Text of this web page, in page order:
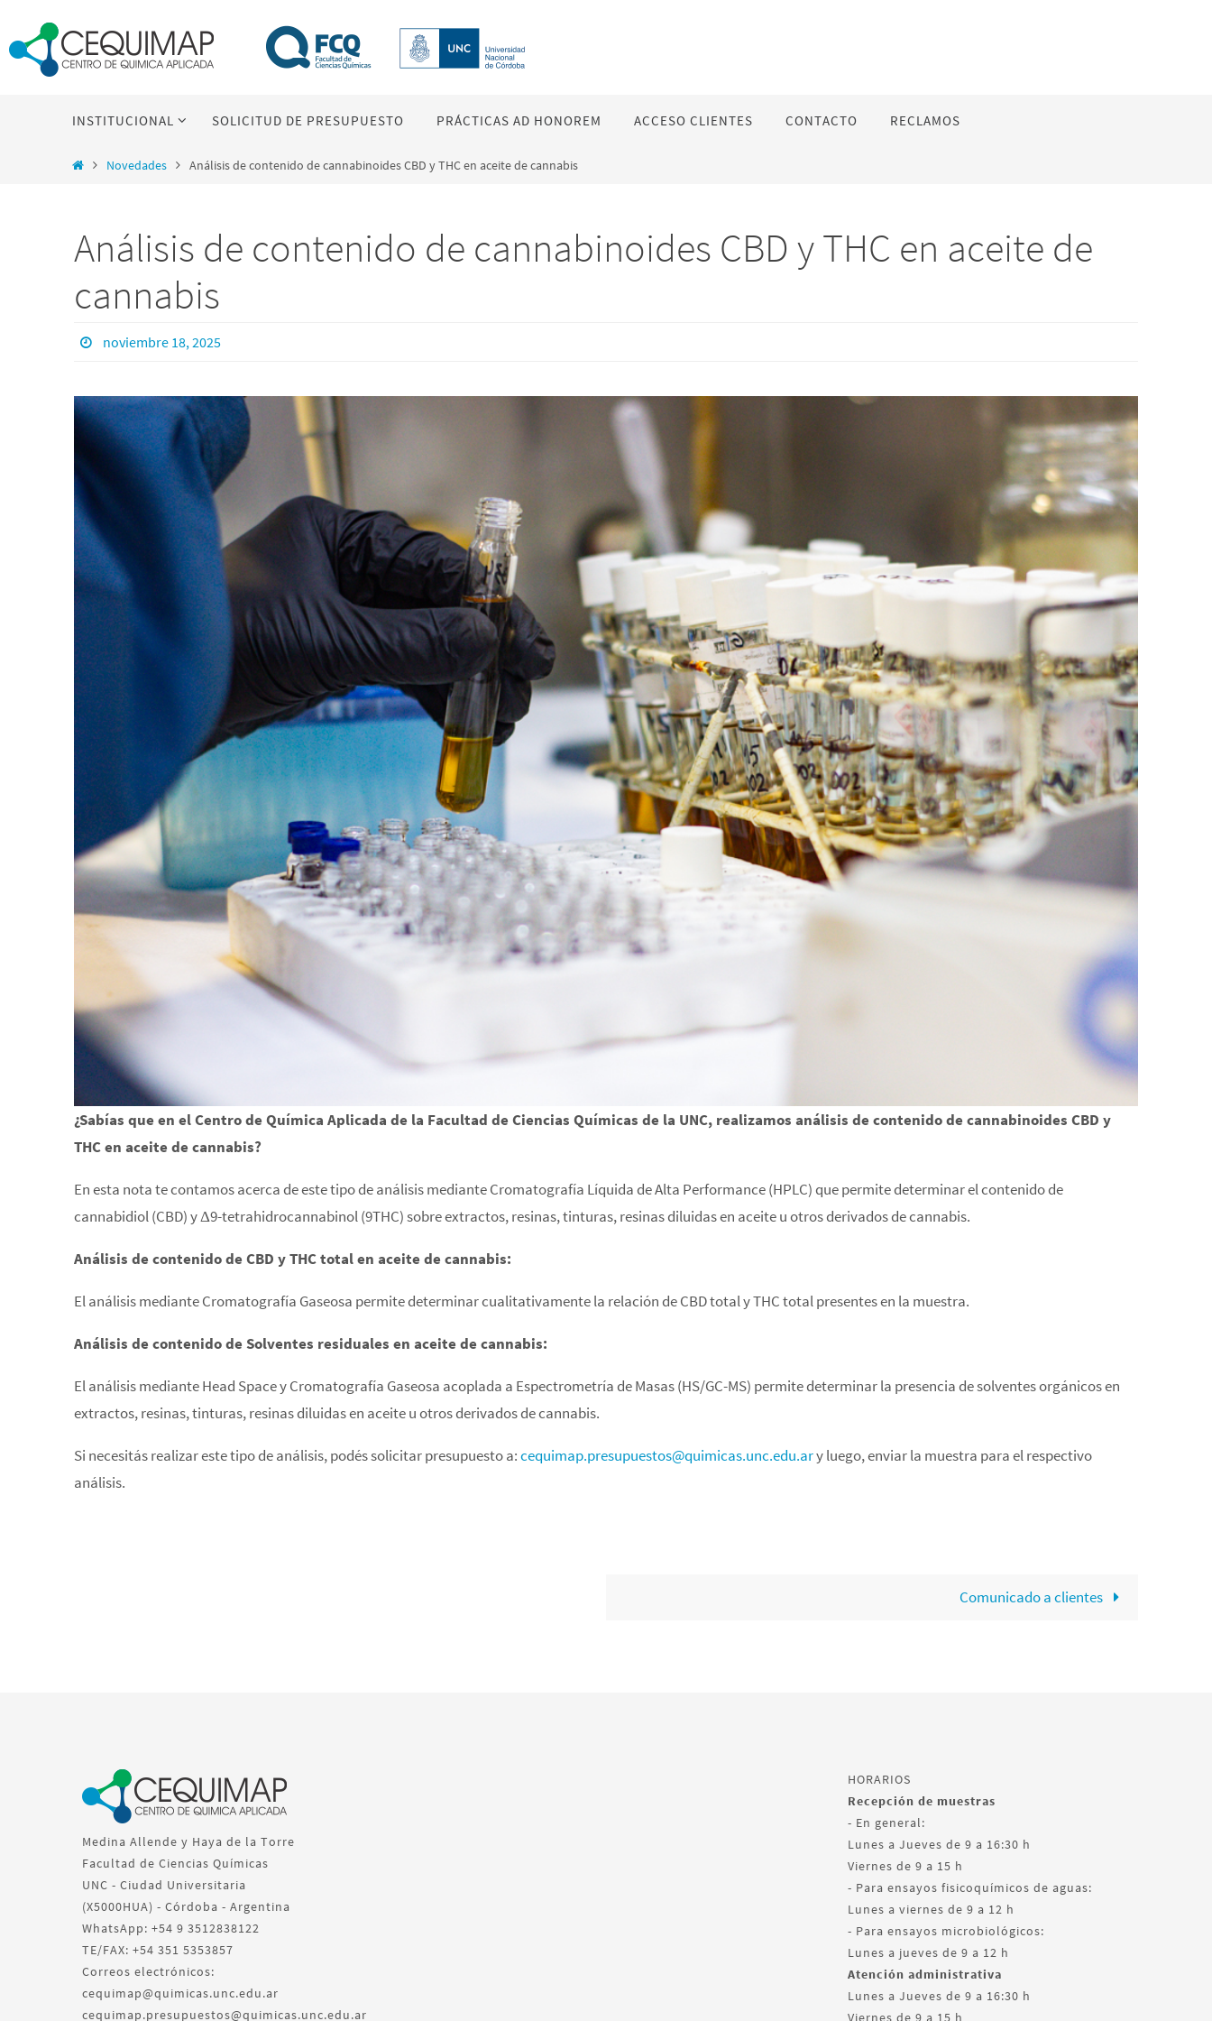
to
content
INSTITUCIONAL SOLICITUD DE PRESUPUESTO PRÁCTICAS AD HONOREM ACCESO CLIENTES CONTACTO RECLAMOS
HomeNovedades Análisis de contenido de cannabinoides CBD y THC en aceite de cannabis
Análisis de contenido de cannabinoides CBD y THC en aceite de
cannabis
noviembre 18, 2025
¿Sabías que en el Centro de Química Aplicada de la Facultad de Ciencias Químicas de la UNC, realizamos análisis de contenido de cannabinoides CBD y
THC en aceite de cannabis?
En esta nota te contamos acerca de este tipo de análisis mediante Cromatografía Líquida de Alta Performance (HPLC) que permite determinar el contenido de
cannabidiol (CBD) y Δ9-tetrahidrocannabinol (9THC) sobre extractos, resinas, tinturas, resinas diluidas en aceite u otros derivados de cannabis.
Análisis de contenido de CBD y THC total en aceite de cannabis:
El análisis mediante Cromatografía Gaseosa permite determinar cualitativamente la relación de CBD total y THC total presentes en la muestra.
Análisis de contenido de Solventes residuales en aceite de cannabis:
El análisis mediante Head Space y Cromatografía Gaseosa acoplada a Espectrometría de Masas (HS/GC-MS) permite determinar la presencia de solventes orgánicos en
extractos, resinas, tinturas, resinas diluidas en aceite u otros derivados de cannabis.
Si necesitás realizar este tipo de análisis, podés solicitar presupuesto a:cequimap.presupuestos@quimicas.unc.edu.ary luego, enviar la muestra para el respectivo
análisis.
Comunicado a clientes
Medina Allende y Haya de la Torre
Facultad de Ciencias Químicas
UNC - Ciudad Universitaria
(X5000HUA) - Córdoba - Argentina
WhatsApp: +54 9 3512838122
TE/FAX: +54 351 5353857
Correos electrónicos:
cequimap@quimicas.unc.edu.ar
cequimap.presupuestos@quimicas.unc.edu.ar
HORARIOS
Recepción de muestras
- En general:
Lunes a Jueves de 9 a 16:30 h
Viernes de 9 a 15 h
- Para ensayos fisicoquímicos de aguas:
Lunes a viernes de 9 a 12 h
- Para ensayos microbiológicos:
Lunes a jueves de 9 a 12 h
Atención administrativa
Lunes a Jueves de 9 a 16:30 h
Viernes de 9 a 15 h